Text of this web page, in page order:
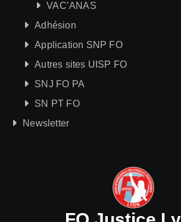
VAC’ANAS
Adhésion
Application SNP FO
Autres sites UISP FO
SNJ FO PA
SN PT FO
Newsletter